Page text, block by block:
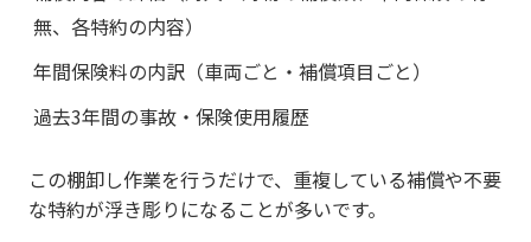
無、各特約の内容）
年間保険料の内訳（車両ごと・補償項目ごと）
過去3年間の事故・保険使用履歴
この棚卸し作業を行うだけで、重複している補償や不要
な特約が浮き彫りになることが多いです。